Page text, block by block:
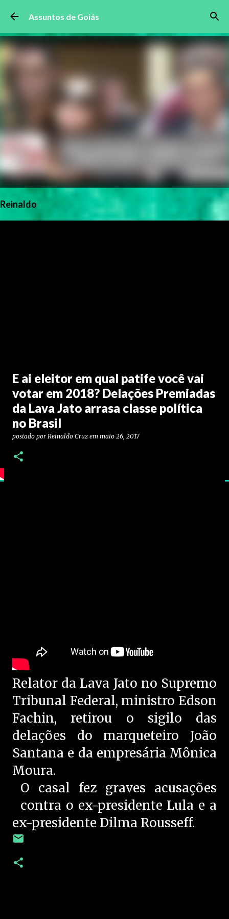
Pular para o conteúdo principal
Assuntos de Goiás
Reinaldo
E ai eleitor em qual patife você vai
votar em 2018? Delações Premiadas
da Lava Jato arrasa classe política
no Brasil
postado por Reinaldo Cruz em maio 26, 2017
Relator da Lava Jato no Supremo
Tribunal Federal, ministro Edson
Fachin, retirou o sigilo das
delações do marqueteiro João
Santana e da empresária Mônica
Moura.
O casal fez graves acusações
contra o ex-presidente Lula e a
ex-presidente Dilma Rousseff.